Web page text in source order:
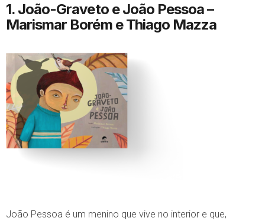
1. João-Graveto e João Pessoa–
Marismar Borém e Thiago Mazza
João Pessoa é um menino que vive no interior e que,